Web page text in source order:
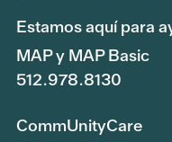
Estamos aquí para
MAP y MAP Basic
512.978.8130
CommUnityCare